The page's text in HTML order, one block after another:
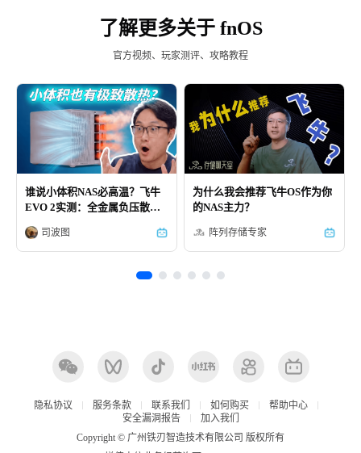
了解更多关于 fnOS
官方视频、玩家测评、攻略教程
谁说小体积NAS必高温？飞牛
EVO 2实测：全金属负压散
司波图
为什么我会推荐飞牛OS作为你
的NAS主力？
阵列存储专家
隐私协议 服务条款 联系我们 如何购买
帮助中心
安全漏洞报告
加入我们
Copyright © 广州铁刃智造技术有限公司 版权所有